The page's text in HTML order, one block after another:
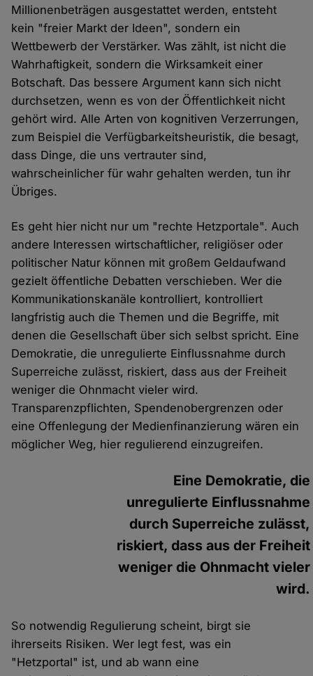
Millionenbeträgen ausgestattet werden, entsteht
kein "freier Markt der Ideen", sondern ein
Wettbewerb der Verstärker. Was zählt, ist nicht die
Wahrhaftigkeit, sondern die Wirksamkeit einer
Botschaft. Das bessere Argument kann sich nicht
durchsetzen, wenn es von der Öffentlichkeit nicht
gehört wird. Alle Arten von kognitiven Verzerrungen,
zum Beispiel die Verfügbarkeitsheuristik, die besagt,
dass Dinge, die uns vertrauter sind,
wahrscheinlicher für wahr gehalten werden, tun ihr
Übriges.
Es geht hier nicht nur um "rechte Hetzportale". Auch
andere Interessen wirtschaftlicher, religiöser oder
politischer Natur können mit großem Geldaufwand
gezielt öffentliche Debatten verschieben. Wer die
Kommunikationskanäle kontrolliert, kontrolliert
langfristig auch die Themen und die Begriffe, mit
denen die Gesellschaft über sich selbst spricht. Eine
Demokratie, die unregulierte Einflussnahme durch
Superreiche zulässt, riskiert, dass aus der Freiheit
weniger die Ohnmacht vieler wird.
Transparenzpflichten, Spendenobergrenzen oder
eine Offenlegung der Medienfinanzierung wären ein
möglicher Weg, hier regulierend einzugreifen.
Eine Demokratie, die
unregulierte Einflussnahme
durch Superreiche zulässt,
riskiert, dass aus der Freiheit
weniger die Ohnmacht vieler
wird.
So notwendig Regulierung scheint, birgt sie
ihrerseits Risiken. Wer legt fest, was ein
"Hetzportal" ist, und ab wann eine